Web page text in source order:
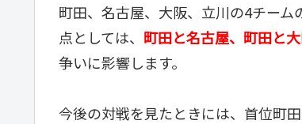
町田、名古屋、大阪、立川の4チー
点としては、 町田と名古屋、町田と
争いに影響します。
今後の対戦を見たときには、首位町